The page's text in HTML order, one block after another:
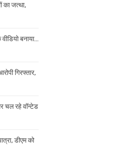
का जत्था,
बनाया…
गिरफ्तार,
चल रहे वॉन्टेड
डीएम को